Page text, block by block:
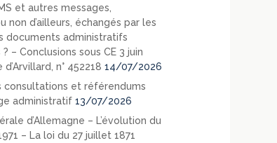
et autres messages,
non d’ailleurs, échangés par les
documents administratifs
– Conclusions sous CE 3 juin
n° 452218 14/07/2026
consultations et référendums
administratif 13/07/2026
d’Allemagne – L’évolution du
– La loi du 27 juillet 1871